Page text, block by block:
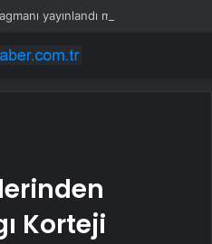
yayınlandı mı?
Korteji